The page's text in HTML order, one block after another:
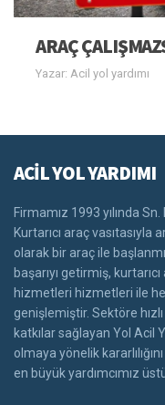
ARAÇ
Yazar: Acil yol yardımı
ACİL YOL YARDIMI
Firmamız 1993 yılında
Kurtarıcı araç
olarak bir araç ile
başarıyı getirmiş,
hizmetleri hizmetleri ile
genişlemiştir. Sektöre
katkılar sağlayan Yol Acil
olmaya yönelik
en büyük yardımcımız